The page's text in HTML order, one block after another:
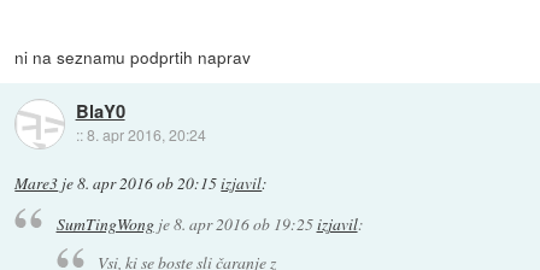
ni na seznamu podprtih naprav
BlaY0
::8. apr 2016, 20:24
Mare3 je8. apr 2016 ob 20:15izjavil:
SumTingWongje8. apr 2016 ob 19:25izjavil:
Vsi, ki se boste sli čaranje z